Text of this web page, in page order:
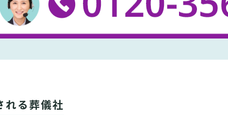
れる葬儀社